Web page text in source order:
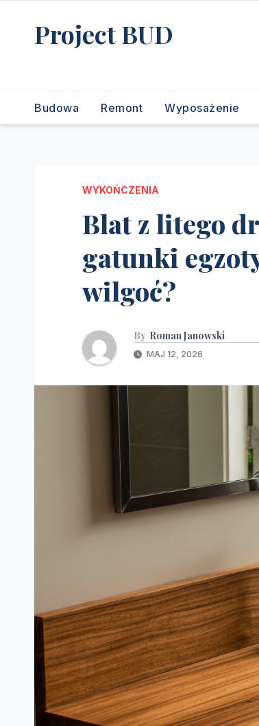
Project BUD
Budowa Remont Wyposażenie
WYKOŃCZENIA
Blat z litego
gatunki
wilgoć?
By Roman Janowski
MAJ 12, 2026